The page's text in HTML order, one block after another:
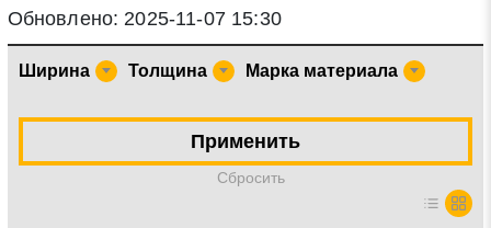
Обновлено: 2025-11-07 15:30
Ширина Толщина Марка материала
Применить
Cбросить
Нажимая на кнопку «Отправить заявку» Вы даете
согласие на обработку своих персональных данных в